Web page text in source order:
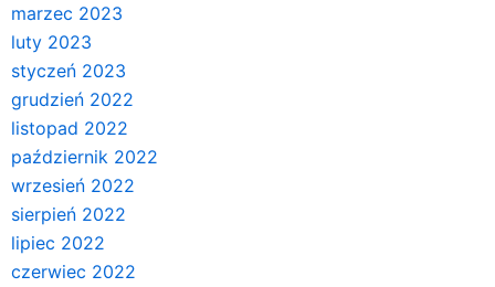
marzec 2023
luty 2023
styczeń 2023
grudzień 2022
listopad 2022
październik 2022
wrzesień 2022
sierpień 2022
lipiec 2022
czerwiec 2022